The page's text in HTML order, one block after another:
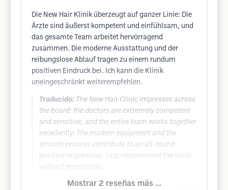
Die New Hair Klinik überzeugt auf ganzer Linie: Die
Ärzte sind äußerst kompetent und einfühlsam, und
das gesamte Team arbeitet hervorragend
zusammen. Die moderne Ausstattung und der
reibungslose Ablauf tragen zu einem rundum
positiven Eindruck bei. Ich kann die Klinik
uneingeschränkt weiterempfehlen.
Traducido: The New Hair Clinic impresses across
the board: the doctors are extremely competent
and sensitive, and the entire team works together
excellently. The modern equipment and the
smooth process contribute to an all-round
positive impression. I can recommend the clinic
without reservation.
Mostrar 2 reseñas más ...